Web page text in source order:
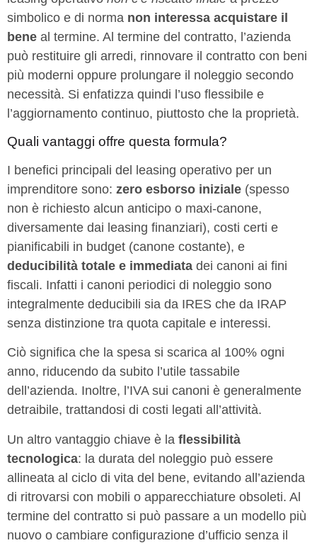
simbolico e di norma non interessa acquistare il
bene al termine. Al termine del contratto, l’azienda
può restituire gli arredi, rinnovare il contratto con beni
più moderni oppure prolungare il noleggio secondo
necessità. Si enfatizza quindi l’uso flessibile e
l’aggiornamento continuo, piuttosto che la proprietà.
Quali vantaggi offre questa formula?
I benefici principali del leasing operativo per un
imprenditore sono: zero esborso iniziale (spesso
non è richiesto alcun anticipo o maxi-canone,
diversamente dai leasing finanziari), costi certi e
pianificabili in budget (canone costante), e
deducibilità totale e immediata dei canoni ai fini
fiscali. Infatti i canoni periodici di noleggio sono
integralmente deducibili sia da IRES che da IRAP
senza distinzione tra quota capitale e interessi.
Ciò significa che la spesa si scarica al 100% ogni
anno, riducendo da subito l’utile tassabile
dell’azienda. Inoltre, l’IVA sui canoni è generalmente
detraibile, trattandosi di costi legati all’attività.
Un altro vantaggio chiave è la flessibilità
tecnologica: la durata del noleggio può essere
allineata al ciclo di vita del bene, evitando all’azienda
di ritrovarsi con mobili o apparecchiature obsoleti. Al
termine del contratto si può passare a un modello più
nuovo o cambiare configurazione d’ufficio senza il